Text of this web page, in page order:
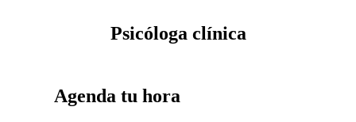
Psicóloga clínica
Agenda tu hora